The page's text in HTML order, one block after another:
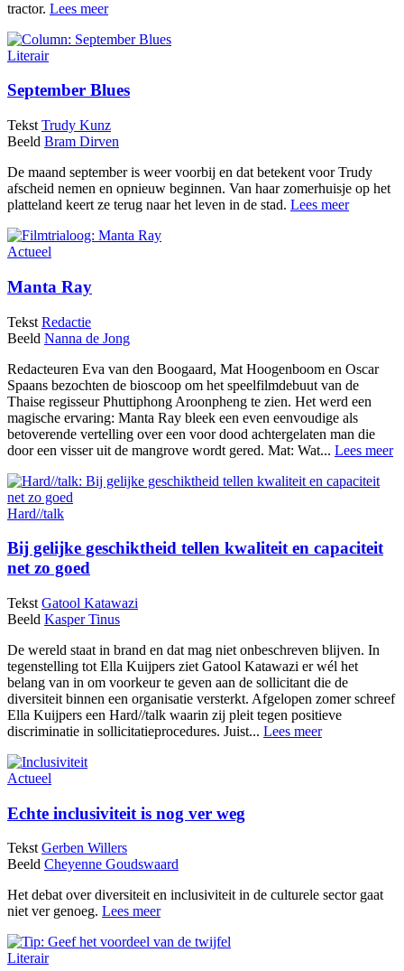
tractor. Lees meer
Literair
September Blues
Tekst Trudy Kunz
Beeld Bram Dirven
De maand september is weer voorbij en dat betekent voor Trudy
afscheid nemen en opnieuw beginnen. Van haar zomerhuisje op het
platteland keert ze terug naar het leven in de stad. Lees meer
Actueel
Manta Ray
Tekst Redactie
Beeld Nanna de Jong
Redacteuren Eva van den Boogaard, Mat Hoogenboom en Oscar
Spaans bezochten de bioscoop om het speelfilmdebuut van de
Thaise regisseur Phuttiphong Aroonpheng te zien. Het werd een
magische ervaring: Manta Ray bleek een even eenvoudige als
betoverende vertelling over een voor dood achtergelaten man die
door een visser uit de mangrove wordt gered. Mat: Wat... Lees meer
Hard//talk
Bij gelijke geschiktheid tellen kwaliteit en capaciteit
net zo goed
Tekst Gatool Katawazi
Beeld Kasper Tinus
De wereld staat in brand en dat mag niet onbeschreven blijven. In
tegenstelling tot Ella Kuijpers ziet Gatool Katawazi er wél het
belang van in om voorkeur te geven aan de sollicitant die de
diversiteit binnen een organisatie versterkt. Afgelopen zomer schreef
Ella Kuijpers een Hard//talk waarin zij pleit tegen positieve
discriminatie in sollicitatieprocedures. Juist... Lees meer
Actueel
Echte inclusiviteit is nog ver weg
Tekst Gerben Willers
Beeld Cheyenne Goudswaard
Het debat over diversiteit en inclusiviteit in de culturele sector gaat
niet ver genoeg. Lees meer
Literair